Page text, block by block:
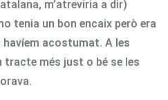
m’atreviria a dir)
tenia un bon encaix però era
havíem acostumat. A les
tracte més just o bé se les